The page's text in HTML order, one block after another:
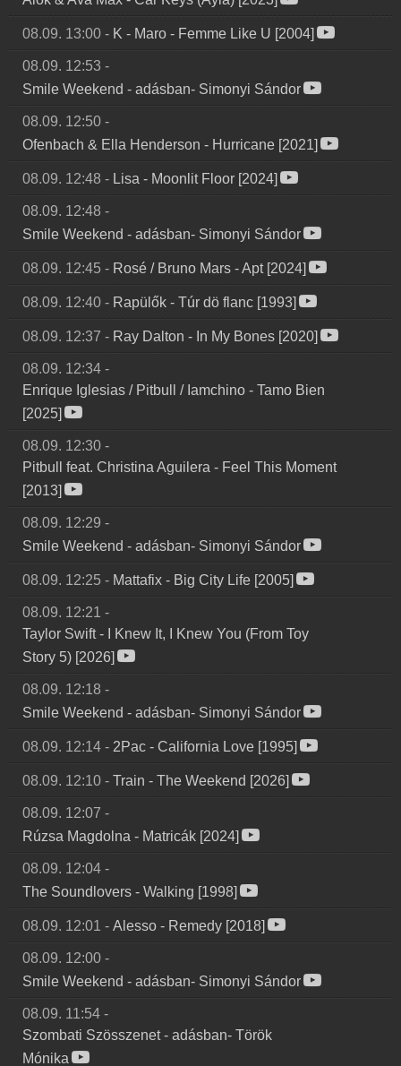
08.09. 13:00 - K - Maro - Femme Like U [2004]
08.09. 12:53 -
Smile Weekend - adásban- Simonyi Sándor
08.09. 12:50 -
Ofenbach & Ella Henderson - Hurricane [2021]
08.09. 12:48 - Lisa - Moonlit Floor [2024]
08.09. 12:48 -
Smile Weekend - adásban- Simonyi Sándor
08.09. 12:45 - Rosé / Bruno Mars -Apt [2024]
08.09. 12:40 - Rapülők - Túr dö flanc [1993]
08.09. 12:37 - Ray Dalton - In My Bones [2020]
08.09. 12:34 -
Enrique Iglesias / Pitbull / Iamchino - Tamo Bien
[2025]
08.09. 12:30 -
Pitbull feat. Christina Aguilera - Feel This Moment
[2013]
08.09. 12:29 -
Smile Weekend - adásban- Simonyi Sándor
08.09. 12:25 - Mattafix - Big City Life [2005]
08.09. 12:21 -
Taylor Swift-
I Knew It, I Knew You (From Toy
Story 5) [2026]
08.09. 12:18 -
Smile Weekend - adásban- Simonyi Sándor
08.09. 12:14 - 2Pac - California Love [1995]
08.09. 12:10 - Train - The Weekend [2026]
08.09. 12:07 -
Rúzsa Magdolna - Matricák [2024]
08.09. 12:04 -
The Soundlovers - Walking [1998]
08.09. 12:01 - Alesso - Remedy [2018]
08.09. 12:00 -
Smile Weekend - adásban- Simonyi Sándor
08.09. 11:54 -
Szombati Szösszenet- adásban- Török
Mónika